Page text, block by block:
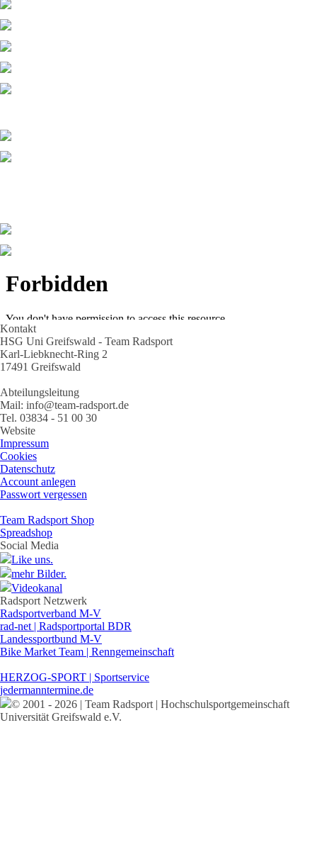
Kontakt
HSG Uni Greifswald - Team Radsport
Karl-Liebknecht-Ring 2
17491 Greifswald
Abteilungsleitung
Mail: info@team-radsport.de
Tel. 03834 - 51 00 30
Website
Impressum
Cookies
Datenschutz
Account anlegen
Passwort vergessen
Team Radsport Shop
Spreadshop
Social Media
Like uns.
mehr Bilder.
Videokanal
Radsport Netzwerk
Radsportverband M-V
rad-net | Radsportportal BDR
Landessportbund M-V
Bike Market Team | Renngemeinschaft
HERZOG-SPORT | Sportservice
jedermanntermine.de
© 2001 - 2026 | Team Radsport | Hochschulsportgemeinschaft
Universität Greifswald e.V.